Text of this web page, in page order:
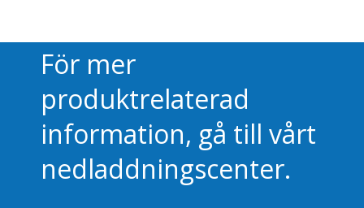
För mer
produktrelaterad
information, gå till vårt
nedladdningscenter.